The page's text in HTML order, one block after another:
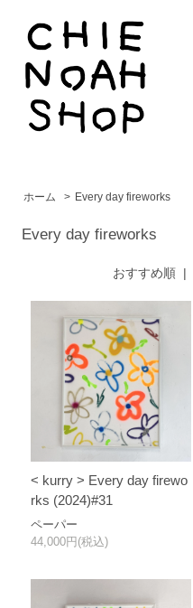
ホーム > Every day fireworks
Every day fireworks
おすすめ順|
< kurry > Every day firewo
rks (2024)#31
ペーパー
44,000円(税込)